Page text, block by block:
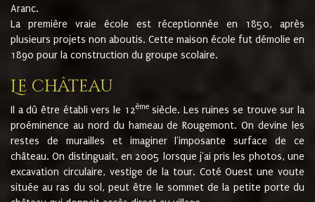
Aranc.
La première vraie école est réceptionnée en 1850, après
plusieurs projets non aboutis. Cette maison école fut démolie en
1890 pour la construction du groupe scolaire.
Le château
Il a dû être établi vers le 12èmesiècle. Les ruines se trouve sur la
proéminence au nord du hameau de Rougemont. On devine les
restes de murailles et imaginer l'imposante surface de ce
château. On distinguait, en 2005 lorsque j'ai pris les photos, une
excavation circulaire, vestige de la tour. Coté Ouest une voute
située au ras du sol, peut être le sommet de la petite porte du